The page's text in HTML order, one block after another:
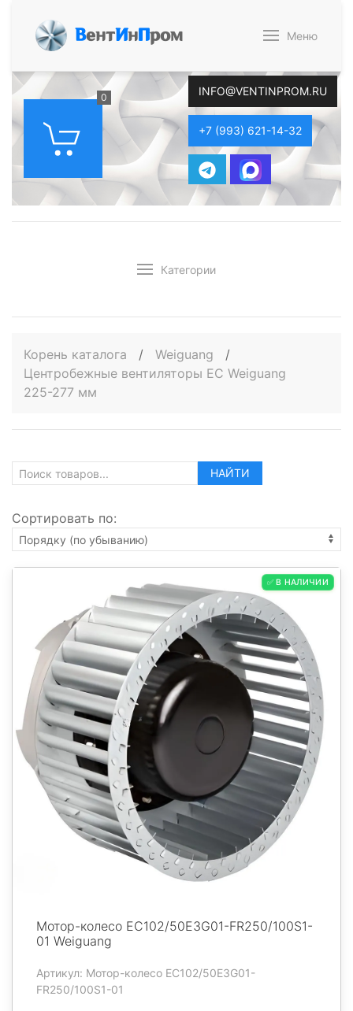
ВентИнПром Меню
0 INFO@VENTINPROM.RU
+7 (993) 621-14-32
Категории
Корень каталога / Weiguang
/
Центробежные вентиляторы EC Weiguang
225-277 мм
НАЙТИ
Сортировать по:
✅ В НАЛИЧИИ
Мотор-колесо EC102/50E3G01-FR250/100S1-
01 Weiguang
Артикул: Мотор-колесо EC102/50E3G01-
FR250/100S1-01